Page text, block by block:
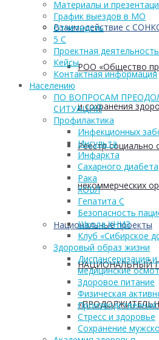
Взаимодействие с
РОО «Общество
и сохранения
Реестр социально
некоммерческих
Национальные проекты
НАЦИОНАЛЬНЫЙ
Материалы и
График выездов в МО
Отчетность
5 С
Проектная деятельность
Кейсы
Контактная информация
Населению
ПО ВОПРОСАМ
СИТУАЦИЙ
Профилактика
Инфекционных
Инсульта
Инфаркта
Сахарного диабета
Рака
ХОБЛ
Гепатита С
Безопасность
Школа ХНИЗ
Клуб «Сибирское
Здоровый образ жизни
Диспансеризация
медицинские
Здоровое питание
Физическая
Производственная
Стресс и здоровье
Сохранение